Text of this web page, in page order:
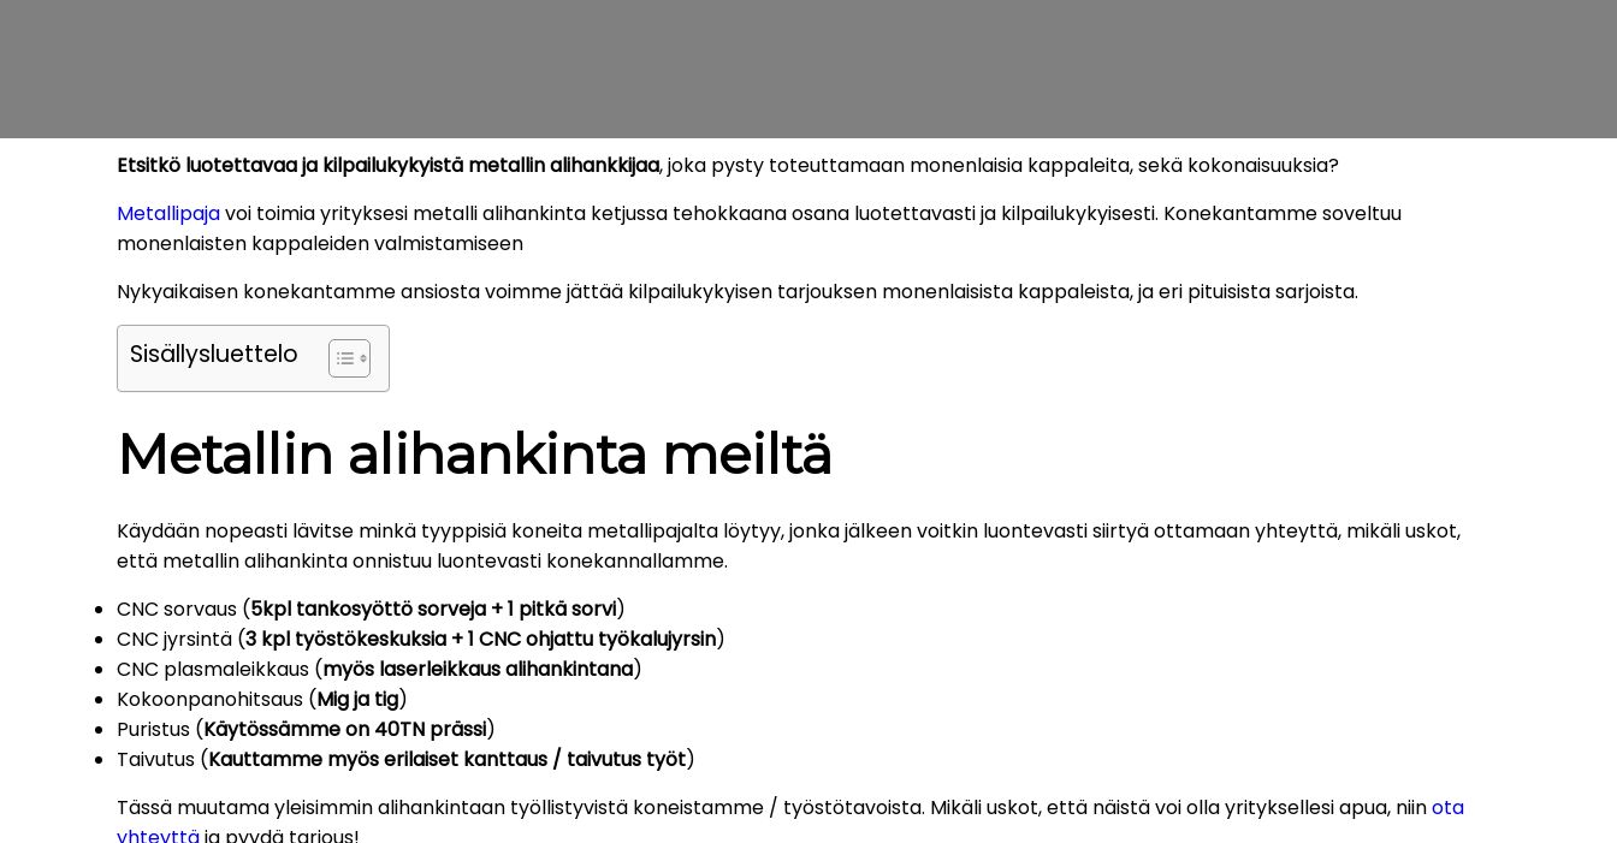
Etsitkö luotettavaa ja kilpailukykyistä metallin alihankkijaa, joka pysty toteuttamaan monenlaisia kappaleita, sekä kokonaisuuksia?
Metallipajavoi toimia yrityksesi metalli alihankinta ketjussa tehokkaana osana luotettavasti ja kilpailukykyisesti. Konekantamme soveltuu
monenlaisten kappaleiden valmistamiseen
Nykyaikaisen konekantamme ansiosta voimme jättää kilpailukykyisen tarjouksen monenlaisista kappaleista, ja eri pituisista sarjoista.
Sisällysluettelo
Metallin alihankinta meiltä
Käydään nopeasti lävitse minkä tyyppisiä koneita metallipajalta löytyy, jonka jälkeen voitkin luontevasti siirtyä ottamaan yhteyttä, mikäli uskot,
että metallin alihankinta onnistuu luontevasti konekannallamme.
CNC sorvaus (5kpl tankosyöttö sorveja + 1 pitkä sorvi)
CNC jyrsintä (3 kpl työstökeskuksia + 1 CNC ohjattu työkalujyrsin)
CNC plasmaleikkaus (myös laserleikkaus alihankintana)
Kokoonpanohitsaus (Mig ja tig)
Puristus (Käytössämme on 40TN prässi)
Taivutus (Kauttamme myös erilaiset kanttaus / taivutus työt)
Tässä muutama yleisimmin alihankintaan työllistyvistä koneistamme / työstötavoista. Mikäli uskot, että näistä voi olla yrityksellesi apua, niinota